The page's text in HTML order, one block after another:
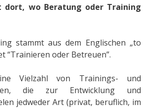
dort, wo Beratung oder Training
stammt aus dem Englischen „to
“Trainieren oder Betreuen”.
Vielzahl von Trainings- und
die zur Entwicklung und
jedweder Art (privat, beruflich, im